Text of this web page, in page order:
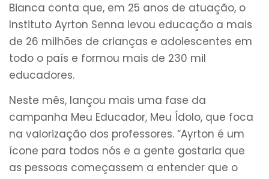
Bianca conta que, em 25 anos de atuação, o
Instituto Ayrton Senna levou educação a mais
de 26 milhões de crianças e adolescentes em
todo o país e formou mais de 230 mil
educadores.
Neste mês, lançou mais uma fase da
campanha Meu Educador, Meu Ídolo, que foca
na valorização dos professores. “Ayrton é um
ícone para todos nós e a gente gostaria que
as pessoas começassem a entender que o